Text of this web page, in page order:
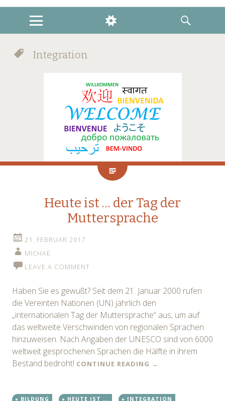
MENU
WIDGETS
SEARCH
Integration
Heute ist … der Tag der
Muttersprache
21. FEBRUAR 2017
MICHAE
LEAVE A COMMENT
Haben Sie es gewußt? Seit dem 21. Januar 2000 rufen
die Vereinten Nationen (UN) jährlich den
„internationalen Tag der Muttersprache“ aus, um auf
das weltweite Verschwinden von regionalen Sprachen
hinzuweisen. Nach Angaben der UNESCO sind von 6000
weltweit gesprochenen Sprachen die Hälfte in ihrem
Bestand bedroht! CONTINUE READING →
BILDUNG HEUTE IST ... INTEGRATION